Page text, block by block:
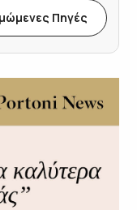
Πηγές